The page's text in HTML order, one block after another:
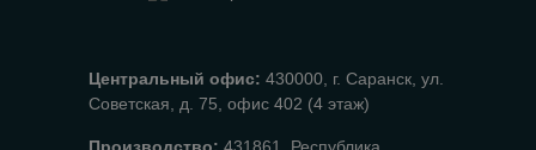
Центральный офис: 430000, г. Саранск, ул.
Советская, д. 75, офис 402 (4 этаж)